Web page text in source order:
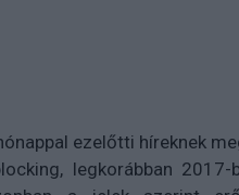
ezelőtti híreknek
legkorábban 2017-